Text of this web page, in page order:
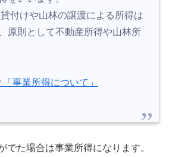
付けや山林の譲渡による所得は
原則として不動産所得や山林所
事業所得について」
でた場合は事業所得になります。